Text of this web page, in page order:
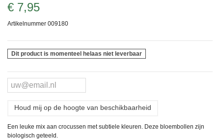
€ 7,95
Artikelnummer 009180
Dit product is momenteel helaas niet leverbaar
Houd mij op de hoogte van beschikbaarheid
Een leuke mix aan crocussen met subtiele kleuren. Deze bloembollen zijn
biologisch geteeld.